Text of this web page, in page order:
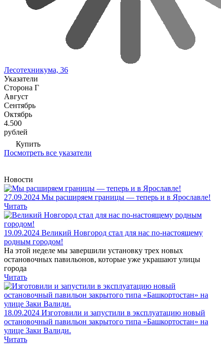
Лесотехникума, 36
Указатели
Сторона Г
Август
Сентябрь
Октябрь
4.500
рублей
Купить
Посмотреть все указатели
Новости
27.09.2024 Мы расширяем границы — теперь и в Ярославле!
Читать
19.09.2024 Великий Новгород стал для нас по-настоящему
родным городом!
На этой неделе мы завершили установку трех новых
остановочных павильонов, которые уже украшают улицы
города
Читать
18.09.2024 Изготовили и запустили в эксплуатацию новый
остановочный павильон закрытого типа «Башкортостан» на
улице Заки Валиди.
Читать